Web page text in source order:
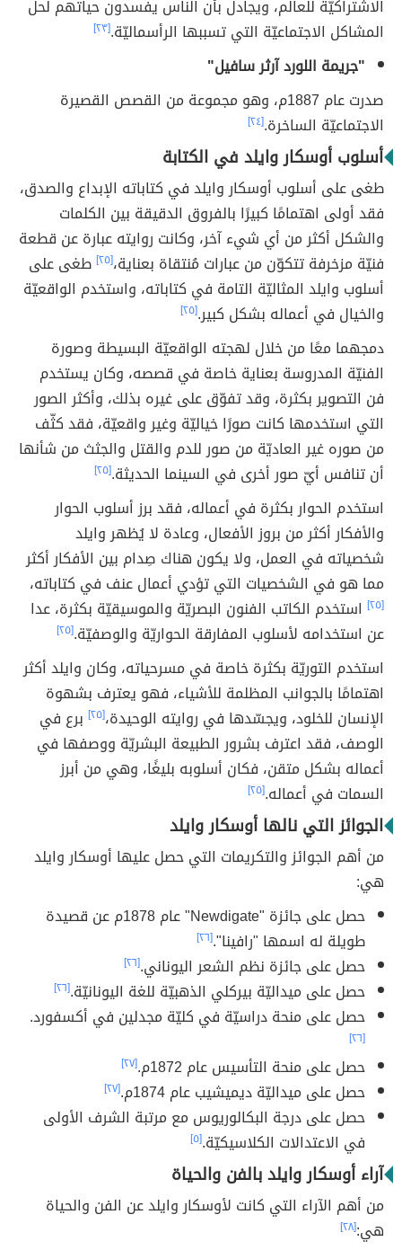
الاشتراكيّة للعالم، ويجادل بأن الناس يفسدون حياتهم لحل
المشاكل الاجتماعيّة التي تسببها الرأسماليّة.[٢٣]
"جريمة اللورد آرثر سافيل"
صدرت عام 1887م، وهو مجموعة من القصص القصيرة
الاجتماعيّة الساخرة.[٢٤]
أسلوب أوسكار وايلد في الكتابة
طغى على أسلوب أوسكار وايلد في كتاباته الإبداع والصدق،
فقد أولى اهتمامًا كبيرًا بالفروق الدقيقة بين الكلمات
والشكل أكثر من أي شيء آخر، وكانت روايته عبارة عن قطعة
فنيّة مزخرفة تتكوّن من عبارات مُنتقاة بعناية،[٢٥]
طغى على
أسلوب وايلد المثاليّة التامة في كتاباته، واستخدم الواقعيّة
والخيال في أعماله بشكل كبير.[٢٥]
دمجهما معًا من خلال لهجته الواقعيّة البسيطة وصورة
الفنيّة المدروسة بعناية خاصة في قصصه، وكان يستخدم
فن التصوير بكثرة، وقد تفوّق على غيره بذلك، وأكثر الصور
التي استخدمها كانت صورًا خياليّة وغير واقعيّة، فقد كثّف
من صوره غير العاديّة من صور للدم والقتل والجثث من شأنها
أن تنافس أيّ صور أخرى في السينما الحديثة.[٢٥]
استخدم الحوار بكثرة في أعماله، فقد برز أسلوب الحوار
والأفكار أكثر من بروز الأفعال، وعادة لا يُظهر وايلد
شخصياته في العمل، ولا يكون هناك صِدام بين الأفكار أكثر
مما هو في الشخصيات التي تؤدي أعمال عنف في كتاباته،
[٢٥]
استخدم الكاتب الفنون البصريّة والموسيقيّة بكثرة، عدا
عن استخدامه لأسلوب المفارقة الحواريّة والوصفيّة.[٢٥]
استخدم التوريّة بكثرة خاصة في مسرحياته، وكان وايلد أكثر
اهتمامًا بالجوانب المظلمة للأشياء، فهو يعترف بشهوة
الإنسان للخلود، ويجسّدها في روايته الوحيدة،[٢٥]
برع في
الوصف، فقد اعترف بشرور الطبيعة البشريّة ووصفها في
أعماله بشكل متقن، فكان أسلوبه بليغًا، وهي من أبرز
السمات في أعماله.[٢٥]
الجوائز التي نالها أوسكار وايلد
من أهم الجوائز والتكريمات التي حصل عليها أوسكار وايلد
هي:
حصل على جائزة "Newdigate" عام 1878م عن قصيدة
طويلة له اسمها "رافينا".[٢٦]
حصل على جائزة نظم الشعر اليوناني.[٢٦]
حصل على ميداليّة بيركلي الذهبيّة للغة اليونانيّة.[٢٦]
حصل على منحة دراسيّة في كليّة مجدلين في أكسفورد.
[٢٦]
حصل على منحة التأسيس عام 1872م. [٢٧]
حصل على ميداليّة ديميشيب عام 1874م. [٢٧]
حصل على درجة البكالوريوس مع مرتبة الشرف الأولى
في الاعتدالات الكلاسيكيّة.[٥]
آراء أوسكار وايلد بالفن والحياة
من أهم الآراء التي كانت لأوسكار وايلد عن الفن والحياة
هي:[٢٨]